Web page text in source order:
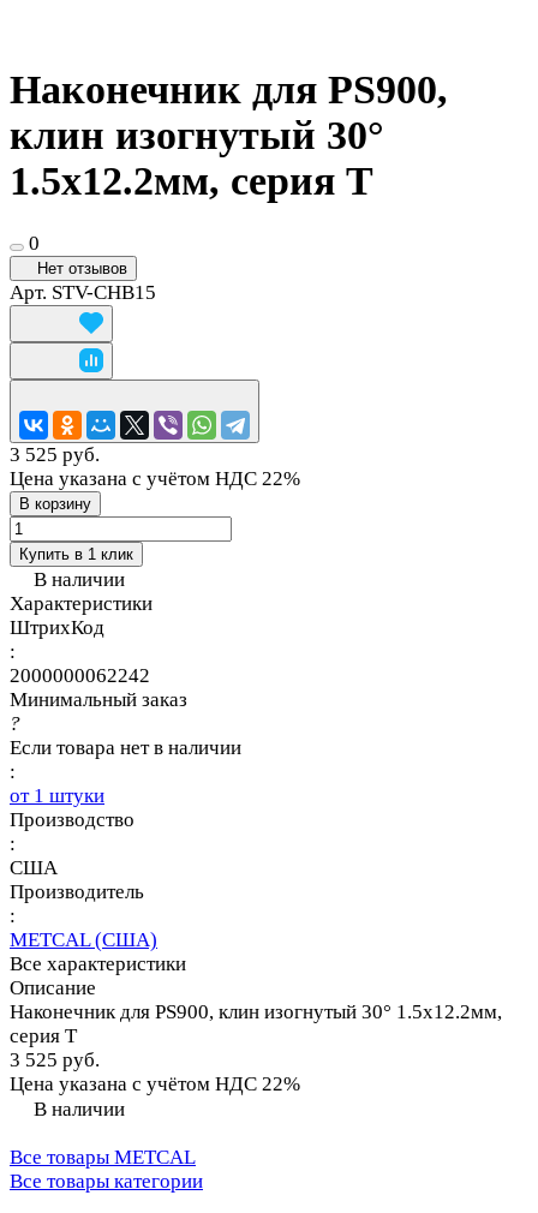
Наконечник для PS900,
клин изогнутый 30°
1.5х12.2мм, серия T
0
Нет отзывов
Арт. STV-CHB15
3 525 руб.
Цена указана с учётом НДС 22%
В корзину
Купить в 1 клик
В наличии
Характеристики
ШтрихКод
:
2000000062242
Минимальный заказ
?
Если товара нет в наличии
:
от 1 штуки
Производство
:
США
Производитель
:
METCAL (США)
Все характеристики
Описание
Наконечник для PS900, клин изогнутый 30° 1.5х12.2мм,
серия T
3 525 руб.
Цена указана с учётом НДС 22%
В наличии
Все товары METCAL
Все товары категории